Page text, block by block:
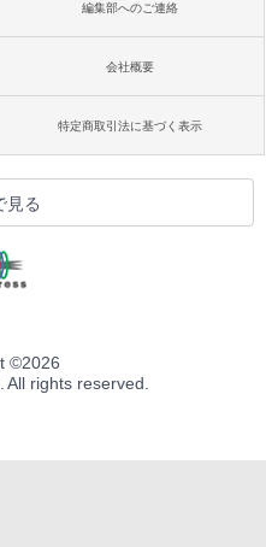
編集部へのご連絡
会社概要
特定商取引法に基づく表示
見る
©2026
rights reserved.